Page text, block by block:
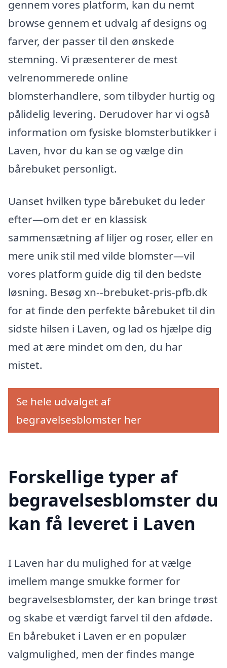
gennem vores platform, kan du nemt
browse gennem et udvalg af designs og
farver, der passer til den ønskede
stemning. Vi præsenterer de mest
velrenommerede online
blomsterhandlere, som tilbyder hurtig og
pålidelig levering. Derudover har vi også
information om fysiske blomsterbutikker i
Laven, hvor du kan se og vælge din
bårebuket personligt.
Uanset hvilken type bårebuket du leder
efter—om det er en klassisk
sammensætning af liljer og roser, eller en
mere unik stil med vilde blomster—vil
vores platform guide dig til den bedste
løsning. Besøg xn--brebuket-pris-pfb.dk
for at finde den perfekte bårebuket til din
sidste hilsen i Laven, og lad os hjælpe dig
med at ære mindet om den, du har
mistet.
Se hele udvalget af
begravelsesblomster her
Forskellige typer af
begravelsesblomster du
kan få leveret i Laven
I Laven har du mulighed for at vælge
imellem mange smukke former for
begravelsesblomster, der kan bringe trøst
og skabe et værdigt farvel til den afdøde.
En bårebuket i Laven er en populær
valgmulighed, men der findes mange